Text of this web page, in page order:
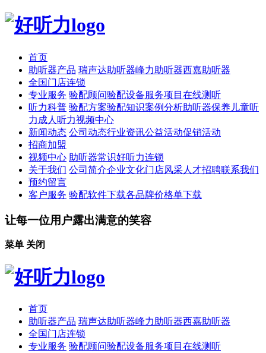
首页
助听器产品 瑞声达助听器峰力助听器西嘉助听器
全国门店连锁
专业服务 验配顾问验配设备服务项目 在线测听
听力科普 验配方案验配知识案例分析助听器保养 儿童听
力 成人听力视频中心
新闻动态 公司动态行业资讯公益活动促销活动
招商加盟
视频中心 助听器常识好听力连锁
关于我们 公司简介企业文化门店风采人才招聘联系我们
预约留言
客户服务 验配软件下载各品牌价格单下载
让每一位用户露出满意的笑容
菜单 关闭
首页
助听器产品 瑞声达助听器峰力助听器西嘉助听器
全国门店连锁
专业服务 验配顾问验配设备服务项目 在线测听